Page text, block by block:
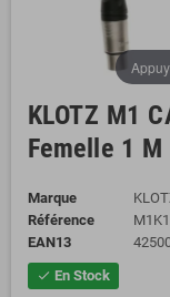
KLOTZ M1
Femelle 1 M
Marque
Référence
EAN13
check En Stock